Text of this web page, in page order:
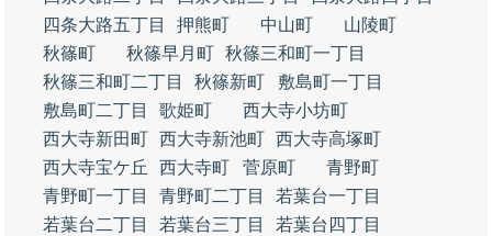
四条大路五丁目
押熊町 中山町
山陵町
秋篠町
秋篠早月町 秋篠三和町一丁目
秋篠三和町二丁目
秋篠新町
敷島町一丁目
敷島町二丁目
歌姫町
西大寺小坊町
西大寺新田町 西大寺新池町 西大寺高塚町
西大寺宝ケ丘
西大寺町 菅原町
青野町
青野町一丁目
青野町二丁目
若葉台一丁目
若葉台二丁目
若葉台三丁目
若葉台四丁目